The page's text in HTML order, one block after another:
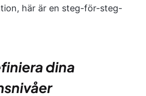
här är en steg-för-steg-
dina